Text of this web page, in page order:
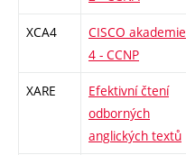
XCA4
CISCO akademie
4 - CCNP
XARE
Efektivní čtení
odborných
anglických textů